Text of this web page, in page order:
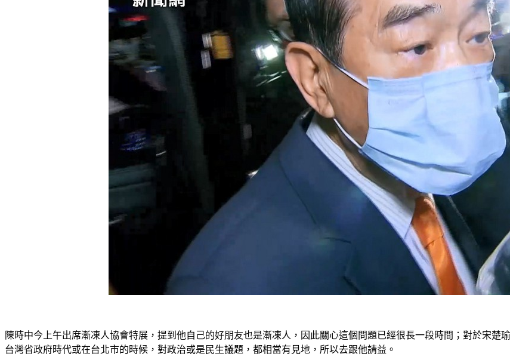
陳時中今上午出席漸凍人協會特展，提到他自己的好朋友也是漸凍人，因此關心這個問題已經很長一段時間；對於宋楚
台灣省政府時代或在台北市的時候，對政治或是民生議題，都相當有見地，所以去跟他請益。